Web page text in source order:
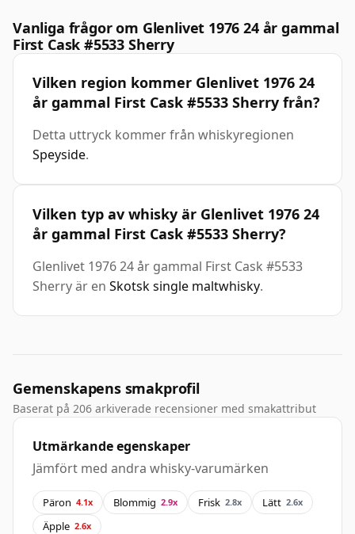
Vanliga frågor om Glenlivet 1976 24 år gammal
First Cask #5533 Sherry
Vilken region kommer Glenlivet 1976 24
år gammal First Cask #5533 Sherry från?
Detta uttryck kommer från whiskyregionen
Speyside.
Vilken typ av whisky är Glenlivet 1976 24
år gammal First Cask #5533 Sherry?
Glenlivet 1976 24 år gammal First Cask #5533
Sherry är en Skotsk single maltwhisky.
Gemenskapens smakprofil
Baserat på 206 arkiverade recensioner med smakattribut
Utmärkande egenskaper
Jämfört med andra whisky-varumärken
Päron 4.1x Blommig 2.9x Frisk 2.8x Lätt 2.6x
Äpple 2.6x